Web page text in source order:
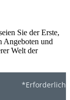
Sie der Erste,
Angeboten und
Welt der
*Erforderlich